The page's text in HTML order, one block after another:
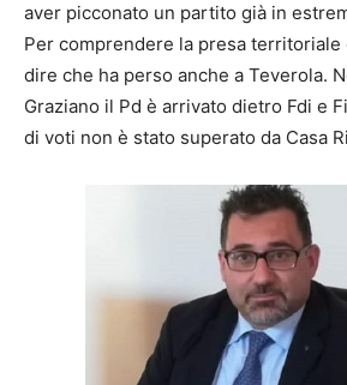
aver picconato un partito già in
Per comprendere la presa territoriale
dire che ha perso anche a Teverola.
Graziano il Pd è arrivato dietro Fdi e
di voti non è stato superato da Casa